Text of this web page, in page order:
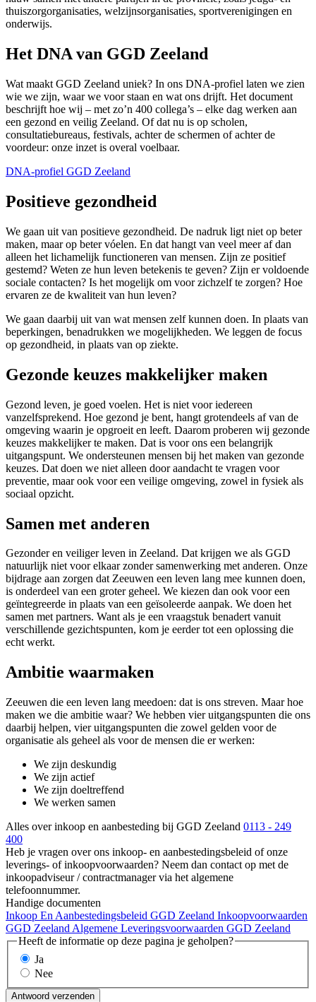
thuiszorgorganisaties, welzijnsorganisaties, sportverenigingen en
onderwijs.
Het DNA van GGD Zeeland
Wat maakt GGD Zeeland uniek? In ons DNA-profiel laten we zien
wie we zijn, waar we voor staan en wat ons drijft. Het document
beschrijft hoe wij – met zo’n 400 collega’s – elke dag werken aan
een gezond en veilig Zeeland. Of dat nu is op scholen,
consultatiebureaus, festivals, achter de schermen of achter de
voordeur: onze inzet is overal voelbaar.
DNA-profiel GGD Zeeland
Positieve gezondheid
We gaan uit van positieve gezondheid. De nadruk ligt niet op beter
maken, maar op beter vóelen. En dat hangt van veel meer af dan
alleen het lichamelijk functioneren van mensen. Zijn ze positief
gestemd? Weten ze hun leven betekenis te geven? Zijn er voldoende
sociale contacten? Is het mogelijk om voor zichzelf te zorgen? Hoe
ervaren ze de kwaliteit van hun leven?
We gaan daarbij uit van wat mensen zelf kunnen doen. In plaats van
beperkingen, benadrukken we mogelijkheden. We leggen de focus
op gezondheid, in plaats van op ziekte.
Gezonde keuzes makkelijker maken
Gezond leven, je goed voelen. Het is niet voor iedereen
vanzelfsprekend. Hoe gezond je bent, hangt grotendeels af van de
omgeving waarin je opgroeit en leeft. Daarom proberen wij gezonde
keuzes makkelijker te maken. Dat is voor ons een belangrijk
uitgangspunt. We ondersteunen mensen bij het maken van gezonde
keuzes. Dat doen we niet alleen door aandacht te vragen voor
preventie, maar ook voor een veilige omgeving, zowel in fysiek als
sociaal opzicht.
Samen met anderen
Gezonder en veiliger leven in Zeeland. Dat krijgen we als GGD
natuurlijk niet voor elkaar zonder samenwerking met anderen. Onze
bijdrage aan zorgen dat Zeeuwen een leven lang mee kunnen doen,
is onderdeel van een groter geheel. We kiezen dan ook voor een
geïntegreerde in plaats van een geïsoleerde aanpak. We doen het
samen met partners. Want als je een vraagstuk benadert vanuit
verschillende gezichtspunten, kom je eerder tot een oplossing die
echt werkt.
Ambitie waarmaken
Zeeuwen die een leven lang meedoen: dat is ons streven. Maar hoe
maken we die ambitie waar? We hebben vier uitgangspunten die ons
daarbij helpen, vier uitgangspunten die zowel gelden voor de
organisatie als geheel als voor de mensen die er werken:
We zijn deskundig
We zijn actief
We zijn doeltreffend
We werken samen
Alles over inkoop en aanbesteding bij GGD Zeeland 0113 - 249
400
Heb je vragen over ons inkoop- en aanbestedingsbeleid of onze
leverings- of inkoopvoorwaarden? Neem dan contact op met de
inkoopadviseur / contractmanager via het algemene
telefoonnummer.
Handige documenten
Inkoop En Aanbestedingsbeleid GGD Zeeland Inkoopvoorwaarden
GGD Zeeland Algemene Leveringsvoorwaarden GGD Zeeland
Heeft de informatie op deze pagina je geholpen?
Ja
Nee
Antwoord verzenden